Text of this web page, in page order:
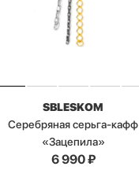
SBLESKOM
Серебряная серьга-кафф
«Зацепила»
6 990₽